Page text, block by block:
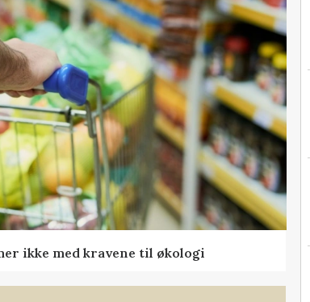
ikke med kravene til økologi